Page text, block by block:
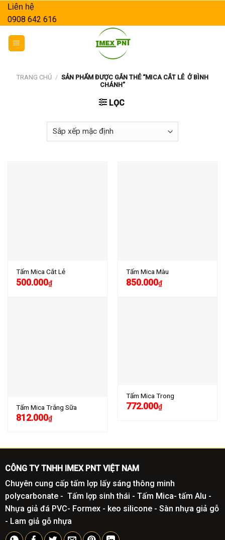
SkipLiên hệ
0908 642 616
TRANG CHỦ / SẢN PHẨM ĐƯỢC GẮN THẺ “MICA CẮT LẺ Ở BÌNH
CHÁNH”
LỌC
Tấm Mica Cắt Lẻ
500.000₫
Tấm Mica Màu
850.000₫
Tấm Mica Trắng Sữa
812.000₫
Tấm Mica Trong
772.000₫
CÔNG TY TNHH IMEX PNT VIỆT NAM
Chuyên cung cấp tấm lợp lấy sáng thông minh
polycarbonate - Tấm lợp sinh thái - Tấm Mica- tấm Alu -
Nhựa giả đá PVC- Formex - keo silicone - Sàn nhựa giả gỗ
- Lam giả gỗ nhựa